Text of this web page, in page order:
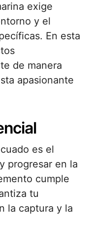
exige
y el
En esta
de manera
apasionante
es el
progresar en la
cumple
tu
la captura y la